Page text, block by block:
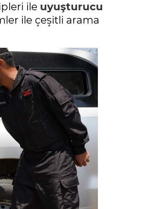
ile uyuşturucu
ile çeşitli arama